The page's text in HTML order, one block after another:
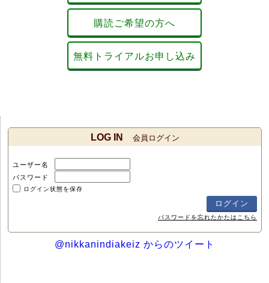
購読ご希望の方へ
無料トライアルお申し込み
LOG IN 会員ログイン
ユーザー名
パスワード
ログイン状態を保存
パスワードを忘れたかたはこちら
@nikkanindiakeiz からのツイート